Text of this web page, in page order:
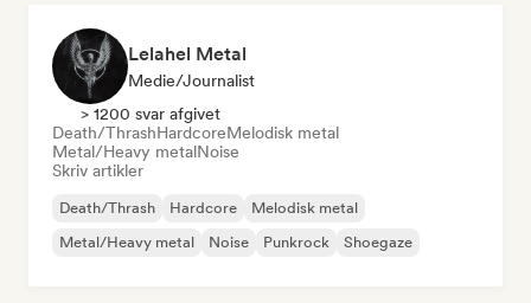
Lelahel Metal
Medie/journalist
> 1200 svar afgivet
Death/ThrashHardcoreMelodisk metal
Metal/Heavy metalNoise
Skriv artikler
Death/Thrash Hardcore
Melodisk metal
Metal/Heavy metal
Noise Punkrock Shoegaze